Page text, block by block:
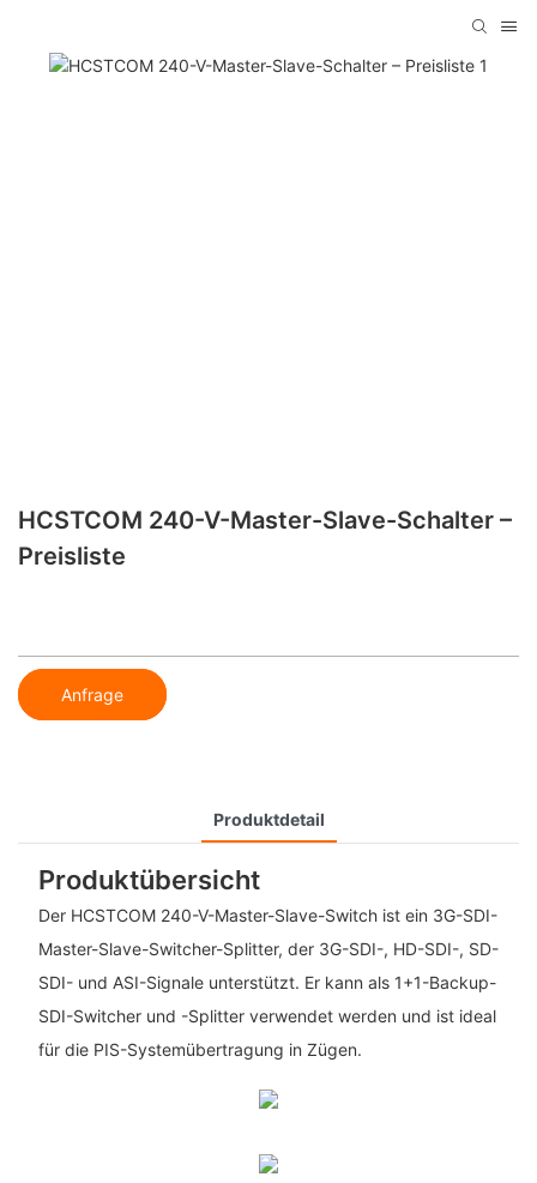
HCSTCOM 240-V-Master-Slave-Schalter –
Preisliste
Anfrage
Produktdetail
Produktübersicht
Der HCSTCOM 240-V-Master-Slave-Switch ist ein 3G-SDI-
Master-Slave-Switcher-Splitter, der 3G-SDI-, HD-SDI-, SD-
SDI- und ASI-Signale unterstützt. Er kann als 1+1-Backup-
SDI-Switcher und -Splitter verwendet werden und ist ideal
für die PIS-Systemübertragung in Zügen.